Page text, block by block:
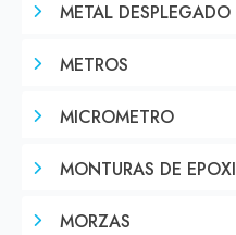
METAL DESPLEGADO
METROS
MICROMETRO
MONTURAS DE EPOXI
MORZAS